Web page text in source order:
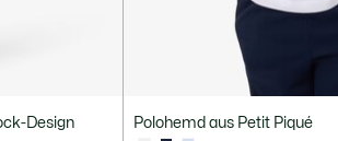
Design Polohemd aus Petit Piqué